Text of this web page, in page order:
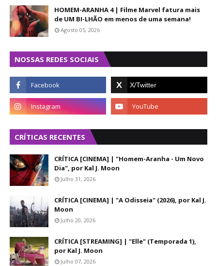
HOMEM-ARANHA 4 | Filme Marvel fatura mais
de UM BI-LHÃO em menos de uma semana!
Agosto 05, 2026
NOSSAS REDES SOCIAIS
CRÍTICAS RECENTES
CRÍTICA [CINEMA] | "Homem-Aranha - Um Novo
Dia", por Kal J. Moon
Julho 31, 2026
CRÍTICA [CINEMA] | "A Odisseia" (2026), por Kal J.
Moon
Julho 20, 2026
CRÍTICA [STREAMING] | "Elle" (Temporada 1),
por Kal J. Moon
Julho 07, 2026